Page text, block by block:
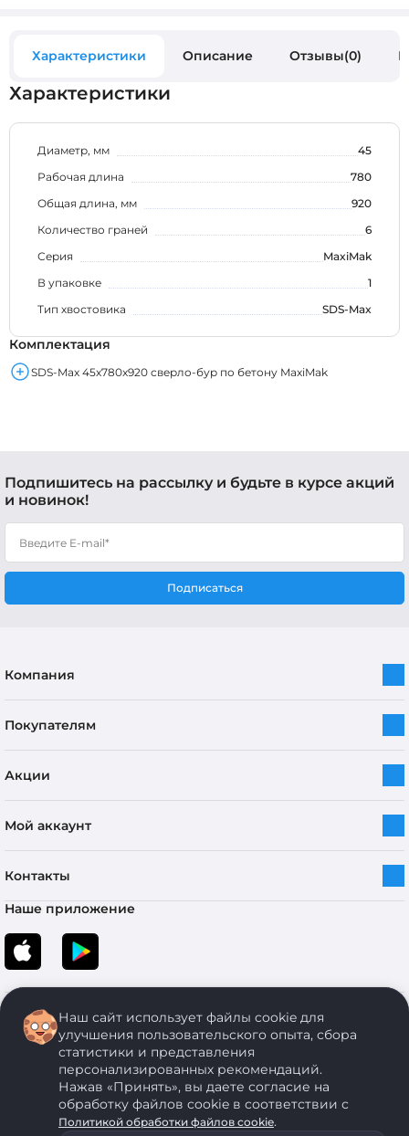
Характеристики Описание Отзывы(0)
Характеристики
Диаметр, мм
45
Рабочая длина
780
Общая длина, мм
920
Количество граней
6
Серия
MaxiMak
В упаковке
1
Тип хвостовика
SDS-Max
Комплектация
SDS-Max 45x780x920 сверло-бур по бетону MaxiMak
Подпишитесь на рассылку и будьте в курсе акций
и новинок!
Подписаться
Компания
Покупателям
Акции
Мой аккаунт
Контакты
Наше приложение
Copyright © 2005-2026 ОДО “ЭКОНОМСТРОЙ”. Все права защищены.
ОДО "ЭКОНОМСТРОЙ" Юр.адрес: 224011, г. Брест, ул. Чичерина, д. 26 УНП: 290429086, регистрация:№
Наш сайт использует файлы cookie для
улучшения пользовательского опыта, сбора
статистики и представления
персонализированных рекомендаций.
Нажав «Принять», вы даете согласие на
обработку файлов cookie в соответствии с
Политикой обработки файлов cookie.